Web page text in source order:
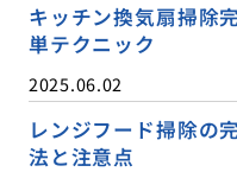
キッチン換気扇掃除
単テクニック
2025.06.02
レンジフード掃除の
法と注意点